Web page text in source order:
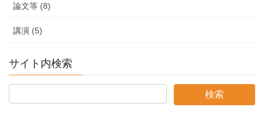
論文等 (8)
講演 (5)
サイト内検索